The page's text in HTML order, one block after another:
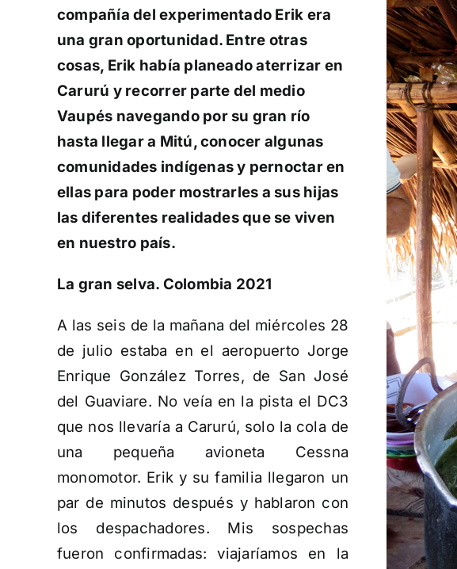
compañía del experimentado Erik era
una gran oportunidad. Entre otras
cosas, Erik había planeado aterrizar en
Carurú y recorrer parte del medio
Vaupés navegando por su gran río
hasta llegar a Mitú, conocer algunas
comunidades indígenas y pernoctar en
ellas para poder mostrarles a sus hijas
las diferentes realidades que se viven
en nuestro país.
La gran selva. Colombia 2021
A las seis de la mañana del miércoles 28
de julio estaba en el aeropuerto Jorge
Enrique González Torres, de San José
del Guaviare. No veía en la pista el DC3
que nos llevaría a Carurú, solo la cola de
una pequeña avioneta Cessna
monomotor. Erik y su familia llegaron un
par de minutos después y hablaron con
los despachadores. Mis sospechas
fueron confirmadas: viajaríamos en la